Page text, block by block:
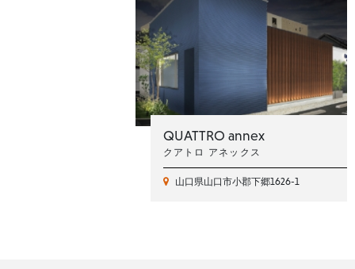
QUATTRO annex
クアトロ アネックス
山口県山口市小郡下郷1626-1